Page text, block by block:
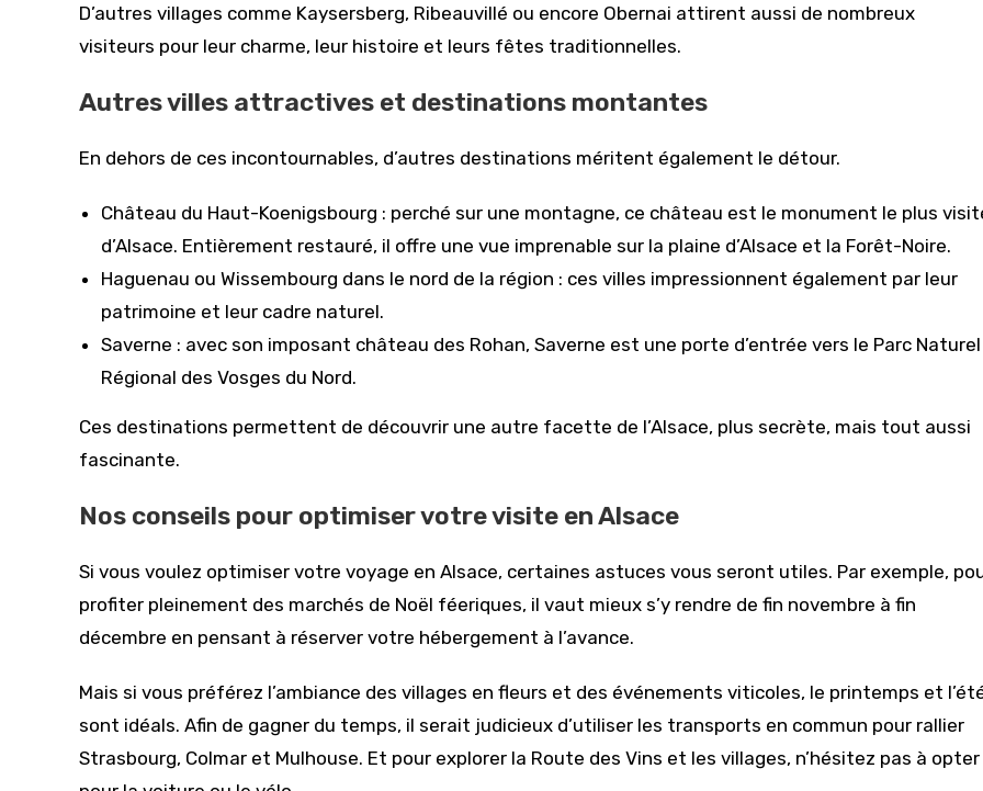
D’autres villages comme Kaysersberg, Ribeauvillé ou encore Obernai attirent aussi de nombreux
visiteurs pour leur charme, leur histoire et leurs fêtes traditionnelles.
Autres villes attractives et destinations montantes
En dehors de ces incontournables, d’autres destinations méritent également le détour.
Château du Haut-Koenigsbourg : perché sur une montagne, ce château est le monument le plus
d’Alsace. Entièrement restauré, il offre une vue imprenable sur la plaine d’Alsace et la Forêt-Noire.
Haguenau ou Wissembourg dans le nord de la région : ces villes impressionnent également par leur
patrimoine et leur cadre naturel.
Saverne : avec son imposant château des Rohan, Saverne est une porte d’entrée vers le Parc Naturel
Régional des Vosges du Nord.
Ces destinations permettent de découvrir une autre facette de l’Alsace, plus secrète, mais tout aussi
fascinante.
Nos conseils pour optimiser votre visite en Alsace
Si vous voulez optimiser votre voyage en Alsace, certaines astuces vous seront utiles. Par exemple,
profiter pleinement des marchés de Noël féeriques, il vaut mieux s’y rendre de fin novembre à fin
décembre en pensant à réserver votre hébergement à l’avance.
Mais si vous préférez l’ambiance des villages en fleurs et des événements viticoles, le printemps et
sont idéals. Afin de gagner du temps, il serait judicieux d’utiliser les transports en commun pour rallier
Strasbourg, Colmar et Mulhouse. Et pour explorer la Route des Vins et les villages, n’hésitez pas à opter